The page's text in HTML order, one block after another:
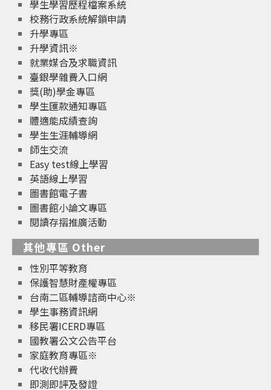
學生學習歷程檔案系統
校務行政系統解鎖申請
升學專區
升學資訊※
就業媒合及求職資訊
臺銀學雜費入口網
獎(助)學金專區
學生匯款通知專區
體適能成績查詢
學生生涯輔導網
師生交流
Easy test線上學習
英語線上學習
圖書館電子書
圖書館小論文專區
閱讀存摺推廣活動
其他專區 Other
性別平等教育
保護智慧財產權專區
台南二區輔導諮商中心※
學生事務資訊網
移民署ICERD專區
國教署公文公告平台
家庭教育專區※
代收代辦費
即測即評及發證